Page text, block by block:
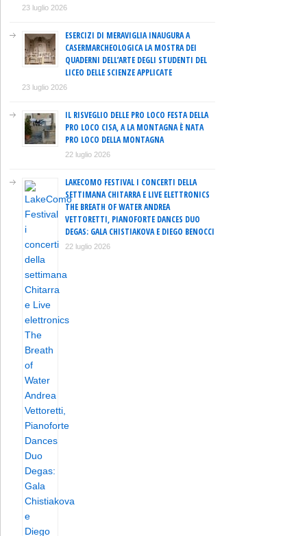
23 luglio 2026
ESERCIZI DI MERAVIGLIA INAUGURA A
CASERMARCHEOLOGICA LA MOSTRA DEI
QUADERNI DELL’ARTE DEGLI STUDENTI DEL
LICEO DELLE SCIENZE APPLICATE
23 luglio 2026
IL RISVEGLIO DELLE PRO LOCO FESTA DELLA
PRO LOCO CISA, A LA MONTAGNA È NATA
PRO LOCO DELLA MONTAGNA
22 luglio 2026
LAKECOMO FESTIVAL I CONCERTI DELLA
SETTIMANA CHITARRA E LIVE ELETTRONICS
THE BREATH OF WATER ANDREA
VETTORETTI, PIANOFORTE DANCES DUO
DEGAS: GALA CHISTIAKOVA E DIEGO BENOCCI
22 luglio 2026